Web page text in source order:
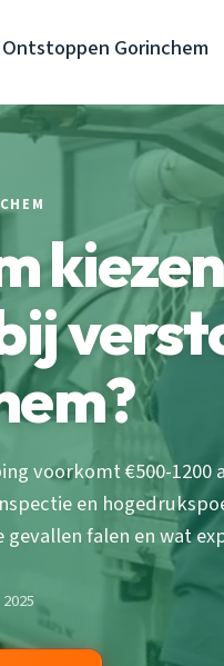
Ontstoppen Gorinchem
voorkomt €500-1200
en
gevallen falen en wat